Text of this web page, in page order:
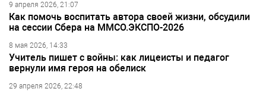
9 апреля 2026, 21:07
Как помочь воспитать автора своей жизни, обсудили
на сессии Сбера на ММСО.ЭКСПО-2026
8 мая 2026, 14:33
Учитель пишет с войны: как лицеисты и педагог
вернули имя героя на обелиск
29 апреля 2026, 22:48